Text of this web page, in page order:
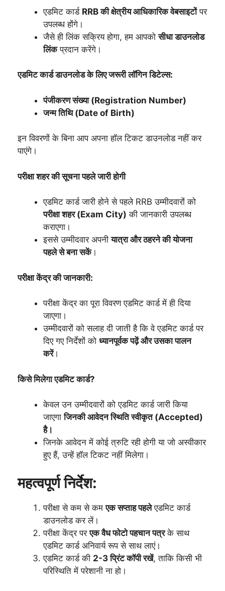
एडमिट कार्ड RRB की क्षेत्रीय आधिकारिक वेबसाइटोंपर
उपलब्ध होंगे।
जैसे ही लिंक सक्रिय होगा, हम आपकोसीधा डाउनलोड
लिंकप्रदान करेंगे।
एडमिट कार्ड डाउनलोड के लिए जरूरी लॉगिन डिटेल्स:
पंजीकरण संख्या (Registration Number)
जन्म तिथि (Date of Birth)
इन विवरणों के बिना आप अपना हॉल टिकट डाउनलोड नहीं कर
पाएंगे।
परीक्षा शहर की सूचना पहले जारी होगी
एडमिट कार्ड जारी होने से पहले RRB उम्मीदवारों को
परीक्षा शहर (Exam City) की जानकारी उपलब्ध
कराएगा।
इससे उम्मीदवार अपनीयात्रा और ठहरने की योजना
पहले से बना सकें।
परीक्षा केंद्र की जानकारी:
परीक्षा केंद्र का पूरा विवरण एडमिट कार्ड में ही दिया
जाएगा।
उम्मीदवारों को सलाह दी जाती है कि वे एडमिट कार्ड पर
दिए गए निर्देशों को ध्यानपूर्वक पढ़ें और उसका पालन
करें।
किसे मिलेगा एडमिट कार्ड?
केवल उन उम्मीदवारों को एडमिट कार्ड जारी किया
जाएगाजिनकी आवेदन स्थिति स्वीकृत (Accepted)
है।
जिनके आवेदन में कोई त्रुटि रही होगी या जो अस्वीकार
हुए हैं, उन्हें हॉल टिकट नहीं मिलेगा।
महत्वपूर्ण निर्देश:
परीक्षा से कम से कमएक सप्ताह पहलेएडमिट कार्ड
डाउनलोड कर लें।
परीक्षा केंद्र परएक वैध फोटो पहचान पत्रके साथ
एडमिट कार्ड अनिवार्य रूप से साथ लाएं।
एडमिट कार्ड की 2-3 प्रिंट कॉपी रखें, ताकि किसी भी
परिस्थिति में परेशानी ना हो।